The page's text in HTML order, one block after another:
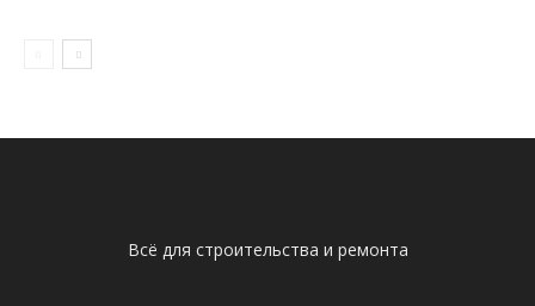
Всё для строительства и ремонта